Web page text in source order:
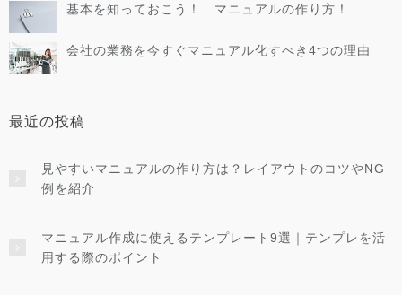
基本を知っておこう！ マニュアルの作り方！
会社の業務を今すぐマニュアル化すべき4つの理由
最近の投稿
見やすいマニュアルの作り方は？レイアウトのコツやNG
例を紹介
マニュアル作成に使えるテンプレート9選｜テンプレを活
用する際のポイント